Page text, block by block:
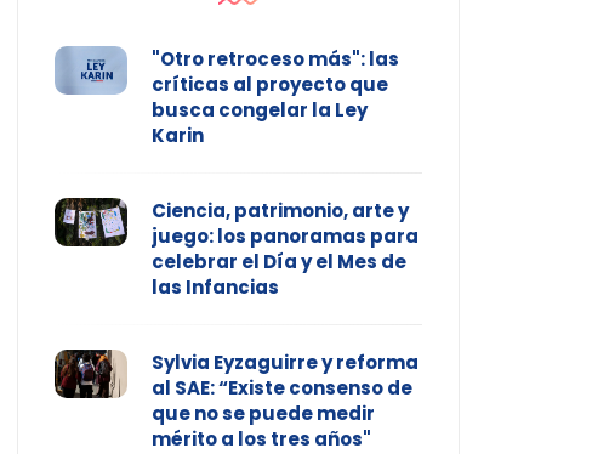
"Otro retroceso más": las
críticas al proyecto que
busca congelar la Ley
Karin
Ciencia, patrimonio, arte y
juego: los panoramas para
celebrar el Día y el Mes de
las Infancias
Sylvia Eyzaguirre y reforma
al SAE: “Existe consenso de
que no se puede medir
mérito a los tres años"